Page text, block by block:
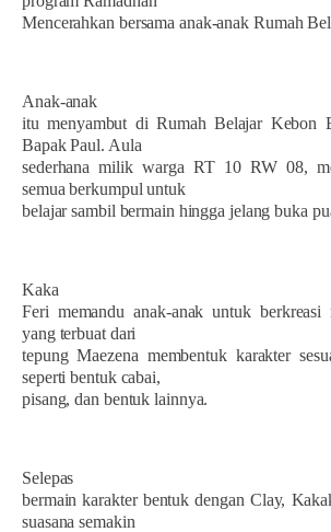
Mencerahkan bersama anak-anak Rumah
Anak-anak
itu menyambut di Rumah Belajar Kebon
Bapak Paul. Aula
sederhana milik warga RT 10 RW 08,
semua berkumpul untuk
belajar sambil bermain hingga jelang buka
Kaka
Feri memandu anak-anak untuk berkreasi
yang terbuat dari
tepung Maezena membentuk karakter
seperti bentuk cabai,
pisang, dan bentuk lainnya.
Selepas
bermain karakter bentuk dengan Clay,
suasana semakin